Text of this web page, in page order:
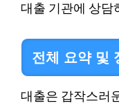
대출 기관에 상담
전체 요약 및
대출은 갑작스러